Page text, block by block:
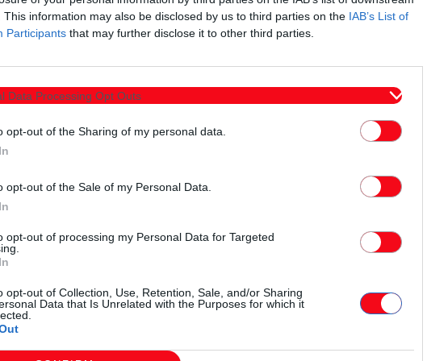
This information may also be disclosed by us to third parties on the IAB’s List of
Participants that may further disclose it to other third parties.
Data Processing Opt Outs
opt-out of the Sharing of my personal data.
opt-out of the Sale of my Personal Data.
opt-out of processing my Personal Data for Targeted
opt-out of Collection, Use, Retention, Sale, and/or Sharing
Data that Is Unrelated with the Purposes for which it
Κλιματικής Κρίσης κ. Κατσαφάδο, ο βουλευτής